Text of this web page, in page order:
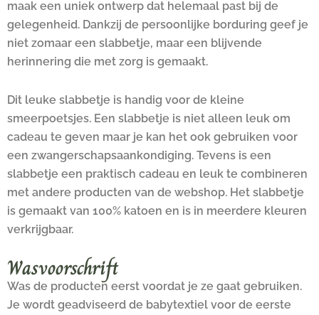
maak een uniek ontwerp dat helemaal past bij de
gelegenheid. Dankzij de persoonlijke borduring geef je
niet zomaar een slabbetje, maar een blijvende
herinnering die met zorg is gemaakt.
Dit leuke slabbetje is handig voor de kleine
smeerpoetsjes. Een slabbetje is niet alleen leuk om
cadeau te geven maar je kan het ook gebruiken voor
een zwangerschapsaankondiging. Tevens is een
slabbetje een praktisch cadeau en leuk te combineren
met andere producten van de webshop. Het slabbetje
is gemaakt van 100% katoen en is in meerdere kleuren
verkrijgbaar.
Wasvoorschrift
Was de producten eerst voordat je ze gaat gebruiken.
Je wordt geadviseerd de babytextiel voor de eerste